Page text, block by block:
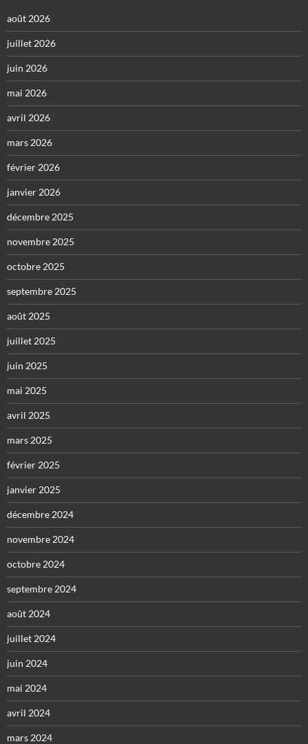
août 2026
juillet 2026
juin 2026
mai 2026
avril 2026
mars 2026
février 2026
janvier 2026
décembre 2025
novembre 2025
octobre 2025
septembre 2025
août 2025
juillet 2025
juin 2025
mai 2025
avril 2025
mars 2025
février 2025
janvier 2025
décembre 2024
novembre 2024
octobre 2024
septembre 2024
août 2024
juillet 2024
juin 2024
mai 2024
avril 2024
mars 2024